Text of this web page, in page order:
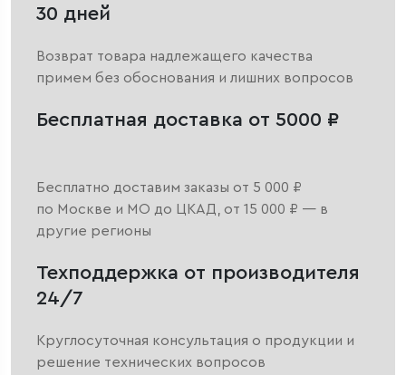
30 дней
Возврат товара надлежащего качества
примем без обоснования и лишних вопросов
Бесплатная доставка от 5000 ₽
Бесплатно доставим заказы от 5 000 ₽
по Москве и МО до ЦКАД, от 15 000 ₽ — в
другие регионы
Техподдержка от производителя
24/7
Круглосуточная консультация о продукции и
решение технических вопросов